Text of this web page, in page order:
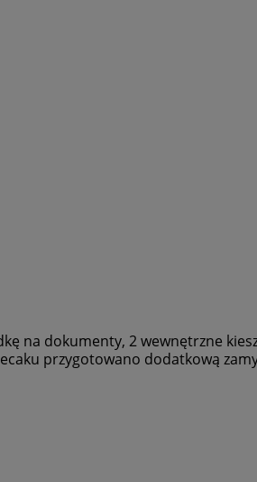
na dokumenty, 2 wewnętrzne
przygotowano dodatkową